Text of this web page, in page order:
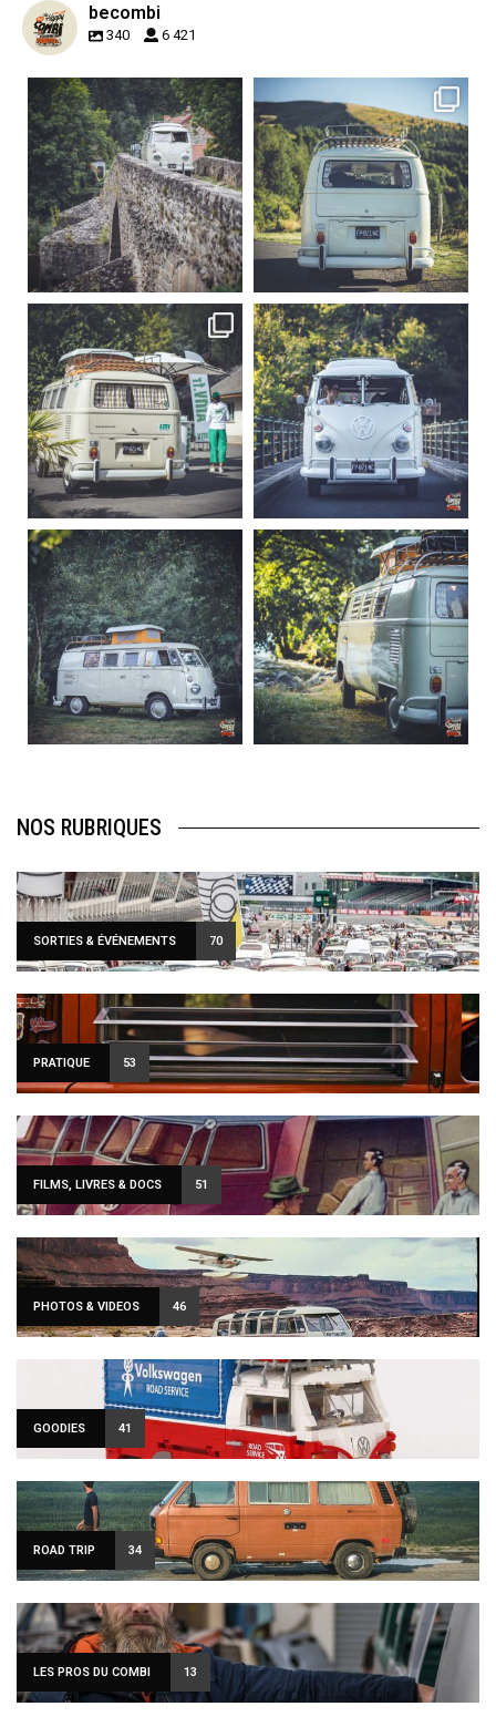
becombi
340 6 421
becombi
Sep 15
219
3
Sep 12
216
3
becombi
Sep 10
220
4
becombi
Août 10
177
0
becombi
Août 10
120
0
becombi
Août 10
108
0
NOS RUBRIQUES
SORTIES & ÉVÉNEMENTS 70
PRATIQUE 53
FILMS, LIVRES & DOCS 51
PHOTOS & VIDEOS 46
GOODIES 41
ROAD TRIP 34
LES PROS DU COMBI 13